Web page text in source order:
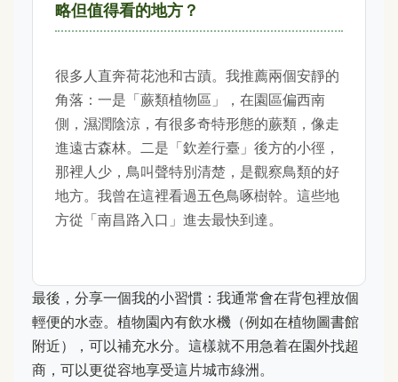
略但值得看的地方？
很多人直奔荷花池和古蹟。我推薦兩個安靜的
角落：一是「蕨類植物區」，在園區偏西南
側，濕潤陰涼，有很多奇特形態的蕨類，像走
進遠古森林。二是「欽差行臺」後方的小徑，
那裡人少，鳥叫聲特別清楚，是觀察鳥類的好
地方。我曾在這裡看過五色鳥啄樹幹。這些地
方從「南昌路入口」進去最快到達。
最後，分享一個我的小習慣：我通常會在背包裡放個
輕便的水壺。植物園內有飲水機（例如在植物圖書館
附近），可以補充水分。這樣就不用急着在園外找超
商，可以更從容地享受這片城市綠洲。